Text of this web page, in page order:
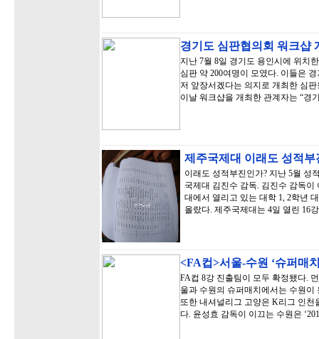
경기도 심판협의회 워크샵
지난 7월 8일 경기도 용인시에 위치
심판 약 200여명이 모였다. 이들은
저 앞장서겠다는 의지로 개최한 심
이날 워크샵을 개최한 관계자는 “경
제주국제대 이래도 성적
이래도 성적부진인가? 지난 5월 성
국제대 김진수 감독. 김진수 감독
대에서 열리고 있는 대학 1, 2학년
올랐다. 제주국제대는 4일 열린 16
<FA컵>서울-수원 ‘슈퍼매
FA컵 8강 진출팀이 모두 확정됐다.
울과 수원의 슈퍼매치에서는 수원이
또한 내셔널리그 고양은 K리그 인
다. 윤성효 감독이 이끄는 수원은